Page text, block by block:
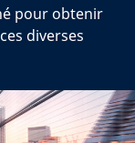
pour obtenir
diverses